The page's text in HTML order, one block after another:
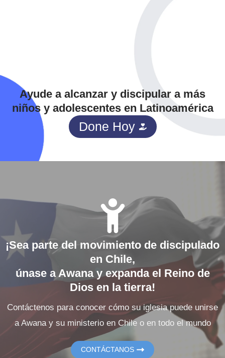
Ayude a alcanzar y discipular a más
niños y adolescentes en Latinoamérica
Done Hoy
¡Sea parte del movimiento de discipulado
en Chile,
únase a Awana y expanda el Reino de
Dios en la tierra!
Contáctenos para conocer cómo su iglesia puede unirse
a Awana y su ministerio en Chile o en todo el mundo
CONTÁCTANOS